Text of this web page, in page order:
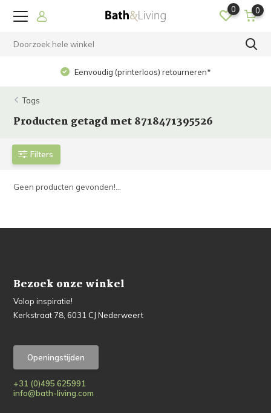
0 0
Eenvoudig (printerloos) retourneren*
Tags
Producten getagd met 8718471395526
Filters
Geen producten gevonden!...
Bezoek onze winkel
Volop inspiratie!
Kerkstraat 78, 6031 CJ Nederweert
Openingstijden
+31 (0)495 625991
info@bath-living.com